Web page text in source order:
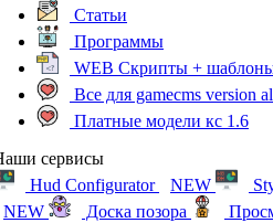
Статьи
Программы
WEB Скрипты +
Все для gamecms version
Платные модели кс 1.6
сервисы
Hud Configurator
NEW
NEW
Доска позора